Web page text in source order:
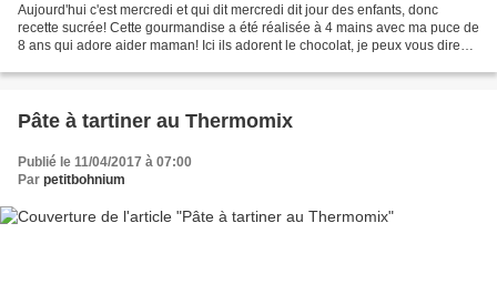
Aujourd'hui c'est mercredi et qui dit mercredi dit jour des enfants, donc
recette sucrée! Cette gourmandise a été réalisée à 4 mains avec ma puce de
8 ans qui adore aider maman! Ici ils adorent le chocolat, je peux vous dire
Pâte à tartiner au Thermomix
Publié le 11/04/2017 à 07:00
Par petitbohnium